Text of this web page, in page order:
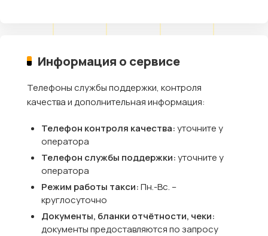
Информация о сервисе
Телефоны службы поддержки, контроля
качества и дополнительная информация:
Телефон контроля качества:уточните у
оператора
Телефон службы поддержки:уточните у
оператора
Режим работы такси:Пн.-Вс. –
круглосуточно
Документы, бланки отчётности, чеки:
документы предоставляются по запросу